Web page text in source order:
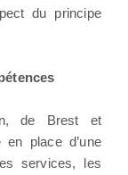
du principe
de Brest et
place d’une
services, les